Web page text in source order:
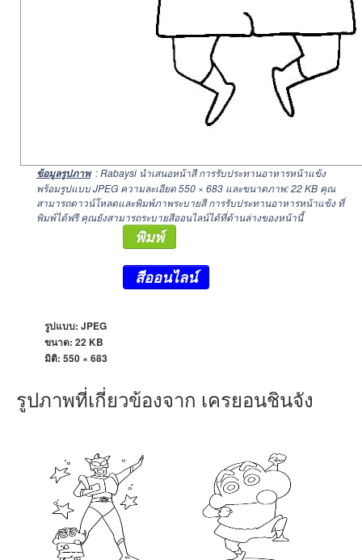
ข้อมูลรูปภาพ : Rabaysi นำเสนอหน้าสี การรับประทานอาหารหน้าแข้ง
พร้อมรูปแบบ JPEG ความละเอียด550 × 683 และขนาดภาพ: 22 KB คุณ
สามารถดาวน์โหลดและพิมพ์ภาพระบายสี การรับประทานอาหารหน้าแข้ง ที่
พิมพ์ได้ฟรี คุณยังสามารถระบายสีออนไลน์ได้ที่ด้านล่างของหน้านี้
พิมพ์
สีออนไลน์
รูปแบบ: JPEG
ขนาด: 22 KB
มิติ: 550 × 683
รูปภาพที่เกี่ยวข้องจาก เครยอนชินจัง